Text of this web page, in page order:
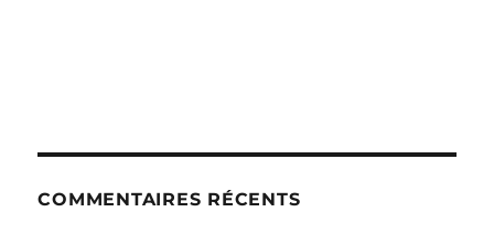
COMMENTAIRES RÉCENTS